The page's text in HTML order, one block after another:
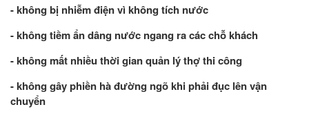
- không bị nhiễm điện vì không tích nước
- không tiềm ẩn dâng nước ngang ra các chỗ khách
- không mất nhiều thời gian quản lý thợ thi công
- không gây phiền hà đường ngõ khi phải đục lên vận
chuyển